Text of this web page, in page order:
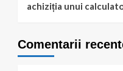
achiziția unui
Comentarii